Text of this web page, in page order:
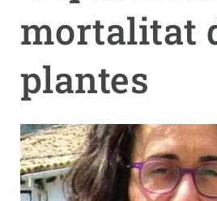
mortalitat
plantes